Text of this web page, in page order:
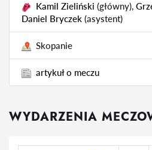
Kamil Zieliński (główny),
Daniel Bryczek (asystent)
Skopanie
artykuł o meczu
WYDARZENIA